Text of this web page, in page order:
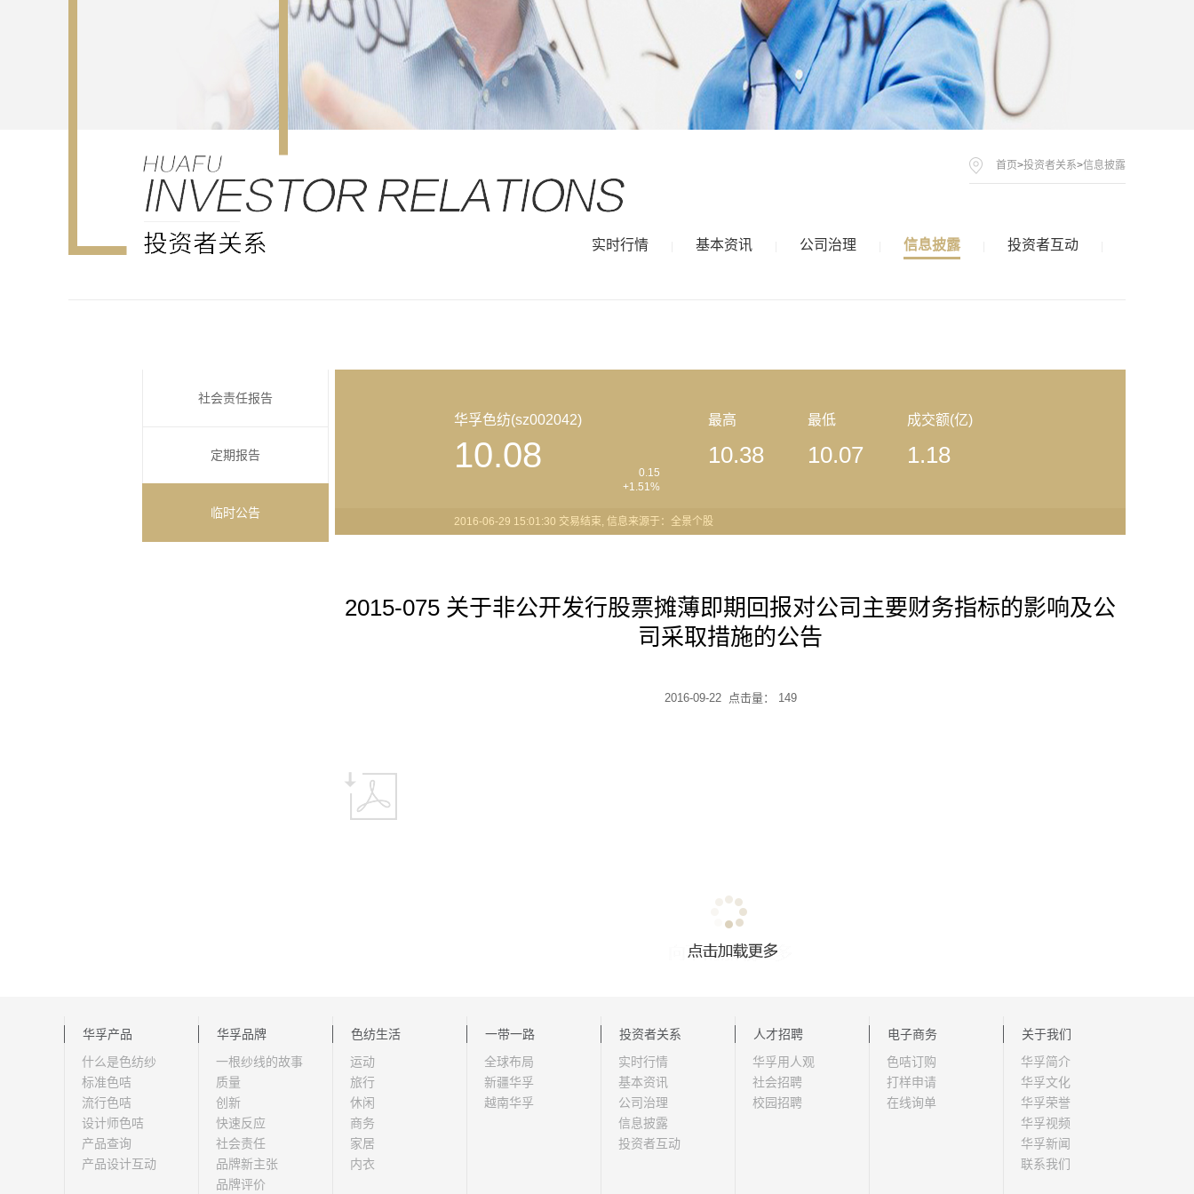
首页>投资者关系>信息披露
投资者互动
信息披露
公司治理
基本资讯
实时行情
社会责任报告
定期报告
临时公告
华孚色纺(sz002042) 最高 最低 成交额(亿)
10.08
0.15
+1.51%
10.38 10.07 1.18
2016-06-29 15:01:30 交易结束, 信息来源于：全景个股
2015-075 关于非公开发行股票摊薄即期回报对公司主要财务指标的影响及公
司采取措施的公告
2016-09-22 点击量： 149
华孚产品
什么是色纺纱
标准色咭
流行色咭
设计师色咭
产品查询
产品设计互动
华孚品牌
一根纱线的故事
质量
创新
快速反应
社会责任
品牌新主张
品牌评价
色纺生活
运动
旅行
休闲
商务
家居
内衣
一带一路
全球布局
新疆华孚
越南华孚
投资者关系
实时行情
基本资讯
公司治理
信息披露
投资者互动
人才招聘
华孚用人观
社会招聘
校园招聘
电子商务
色咭订购
打样申请
在线询单
关于我们
华孚简介
华孚文化
华孚荣誉
华孚视频
华孚新闻
联系我们